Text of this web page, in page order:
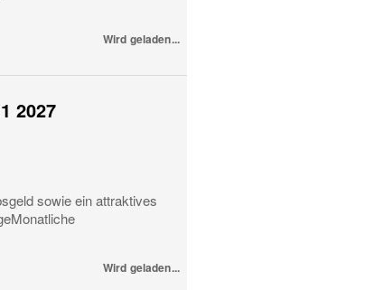
Wird geladen...
2027
sowie ein attraktives
Wird geladen...